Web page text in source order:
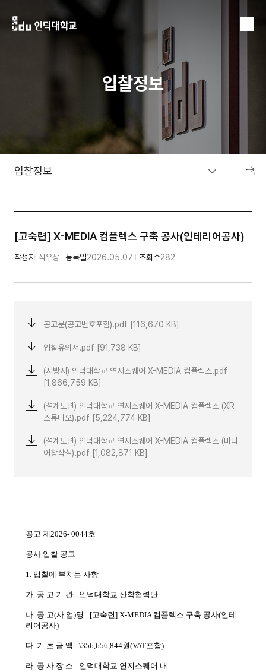
입찰정보
입찰정보 공유하
[고숙련] X-MEDIA 컴플렉스 구축 공사(인테리어공사)
작성자 석우상 등록일2026.05.07 조회수282
공고문(공고번호포함).pdf [116,670 KB]
입찰유의서.pdf [91,738 KB]
(시방서) 인덕대학교 연지스퀘어 X-MEDIA 컴플렉스.pdf
[1,866,759 KB]
(설계도면) 인덕대학교 연지스퀘어 X-MEDIA 컴플렉스 (XR
스튜디오).pdf [5,224,774 KB]
(설계도면) 인덕대학교 연지스퀘어 X-MEDIA 컴플렉스 (미디
어창작실).pdf [1,082,871 KB]